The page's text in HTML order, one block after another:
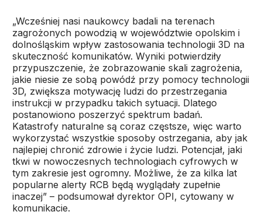
„Wcześniej nasi naukowcy badali na terenach
zagrożonych powodzią w województwie opolskim i
dolnośląskim wpływ zastosowania technologii 3D na
skuteczność komunikatów. Wyniki potwierdziły
przypuszczenie, że zobrazowanie skali zagrożenia,
jakie niesie ze sobą powódź przy pomocy technologii
3D, zwiększa motywację ludzi do przestrzegania
instrukcji w przypadku takich sytuacji. Dlatego
postanowiono poszerzyć spektrum badań.
Katastrofy naturalne są coraz częstsze, więc warto
wykorzystać wszystkie sposoby ostrzegania, aby jak
najlepiej chronić zdrowie i życie ludzi. Potencjał, jaki
tkwi w nowoczesnych technologiach cyfrowych w
tym zakresie jest ogromny. Możliwe, że za kilka lat
popularne alerty RCB będą wyglądały zupełnie
inaczej” – podsumował dyrektor OPI, cytowany w
komunikacie.